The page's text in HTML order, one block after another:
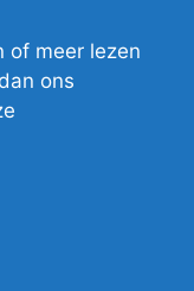
of meer lezen
ons